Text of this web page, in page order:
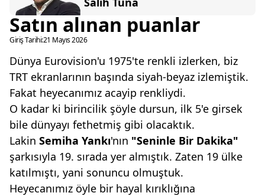
Satın alınan puanlar
Giriş Tarihi:21 Mayıs 2026
Dünya Eurovision'u 1975'te renkli izlerken, biz
TRT ekranlarının başında siyah-beyaz izlemiştik.
Fakat heyecanımız acayip renkliydi.
O kadar ki birincilik şöyle dursun, ilk 5'e girsek
bile dünyayı fethetmiş gibi olacaktık.
Lakin Semiha Yankı'nın "Seninle Bir Dakika"
şarkısıyla 19. sırada yer almıştık. Zaten 19 ülke
katılmıştı, yani sonuncu olmuştuk.
Heyecanımız öyle bir hayal kırıklığına